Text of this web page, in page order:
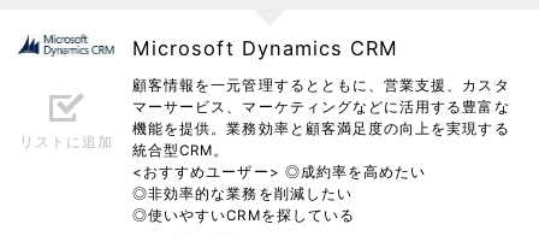
リストに追加
Microsoft Dynamics CRM
顧客情報を一元管理するとともに、営業支援、カスタ
マーサービス、マーケティングなどに活用する豊富な
機能を提供。業務効率と顧客満足度の向上を実現する
統合型CRM。
<おすすめユーザー> ◎成約率を高めたい
◎非効率的な業務を削減したい
◎使いやすいCRMを探している